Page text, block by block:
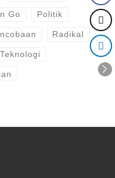
Go Politik
Radikal
Teknologi